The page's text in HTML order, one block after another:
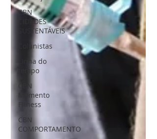
CBN
CIDADES
SUSTENTÁVEIS
Colunistas
Linha do
tempo
CBN
Momento
Fitness
CBN
COMPORTAMENTO